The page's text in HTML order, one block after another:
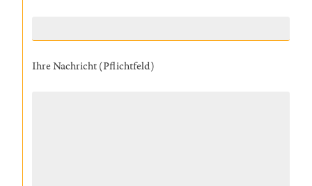
Ihre Nachricht (Pflichtfeld)